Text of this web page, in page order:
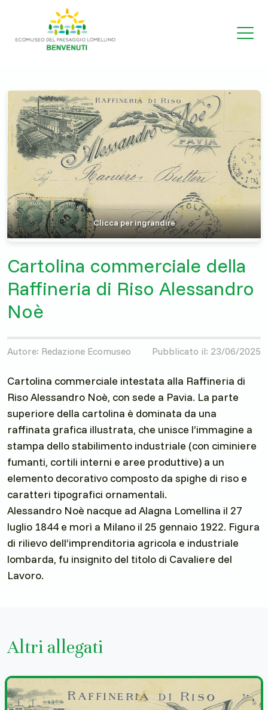
Clicca per ingrandire
Cartolina commerciale della
Raffineria di Riso Alessandro
Noè
Autore: Redazione Ecomuseo Pubblicato il: 23/06/2025
Cartolina commerciale intestata alla Raffineria di
Riso Alessandro Noè, con sede a Pavia. La parte
superiore della cartolina è dominata da una
raffinata grafica illustrata, che unisce l’immagine a
stampa dello stabilimento industriale (con ciminiere
fumanti, cortili interni e aree produttive) a un
elemento decorativo composto da spighe di riso e
caratteri tipografici ornamentali.
Alessandro Noè nacque ad Alagna Lomellina il 27
luglio 1844 e morì a Milano il 25 gennaio 1922. Figura
di rilievo dell’imprenditoria agricola e industriale
lombarda, fu insignito del titolo di Cavaliere del
Lavoro.
Altri allegati